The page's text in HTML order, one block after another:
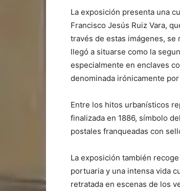
La exposición presenta una
Francisco Jesús Ruiz Vara,
través de estas imágenes, se
llegó a situarse como la
especialmente en enclaves
denominada irónicamente
Entre los hitos urbanísticos
finalizada en 1886, símbolo
postales franqueadas con
La exposición también
portuaria y una intensa vida
retratada en escenas de los